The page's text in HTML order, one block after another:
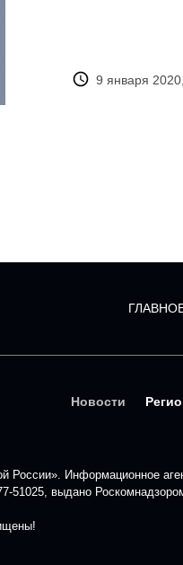
9 января
Новости
Информационное
выдано Роскомнадзором